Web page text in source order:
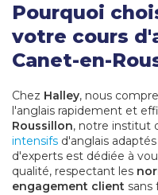
Pourquoi
votre cours
Canet-en-
Chez Halley, nous
l'anglais rapidement et
Roussillon, notre institut
intensifs d'anglais
d'experts est dédiée à
qualité, respectant les
engagement client sans